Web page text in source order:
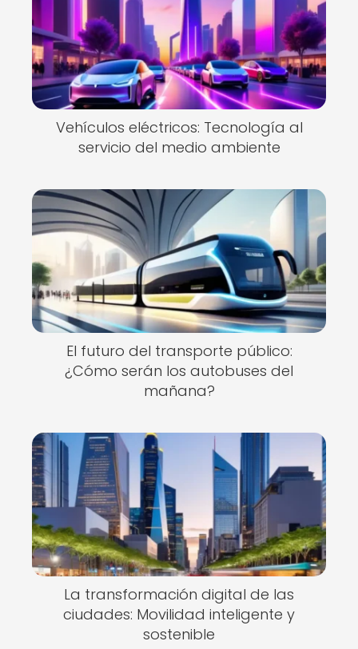
Vehículos eléctricos: Tecnología al
servicio del medio ambiente
El futuro del transporte público:
¿Cómo serán los autobuses del
mañana?
La transformación digital de las
ciudades: Movilidad inteligente y
sostenible